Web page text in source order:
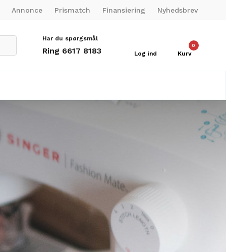
Annonce Prismatch Finansiering Nyhedsbrev
Har du spørgsmål
Ring 6617 8183 Log ind
0
Kurv